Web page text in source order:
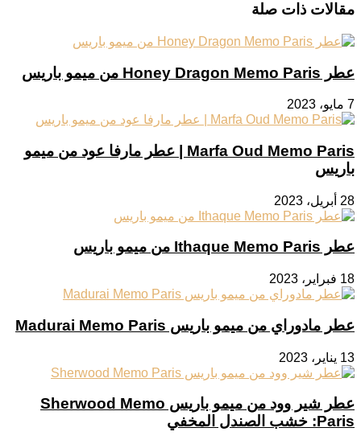
مقالات ذات صلة
عطر Honey Dragon Memo Paris من ميمو باريس
7 مايو، 2023
Marfa Oud Memo Paris | عطر مارفا عود من ميمو
باريس
28 أبريل، 2023
عطر Ithaque Memo Paris من ميمو باريس
18 فبراير، 2023
عطر مادوراي من ميمو باريس Madurai Memo Paris
13 يناير، 2023
عطر شير وود من ميمو باريس Sherwood Memo
Paris: خشب الصندل المخفي